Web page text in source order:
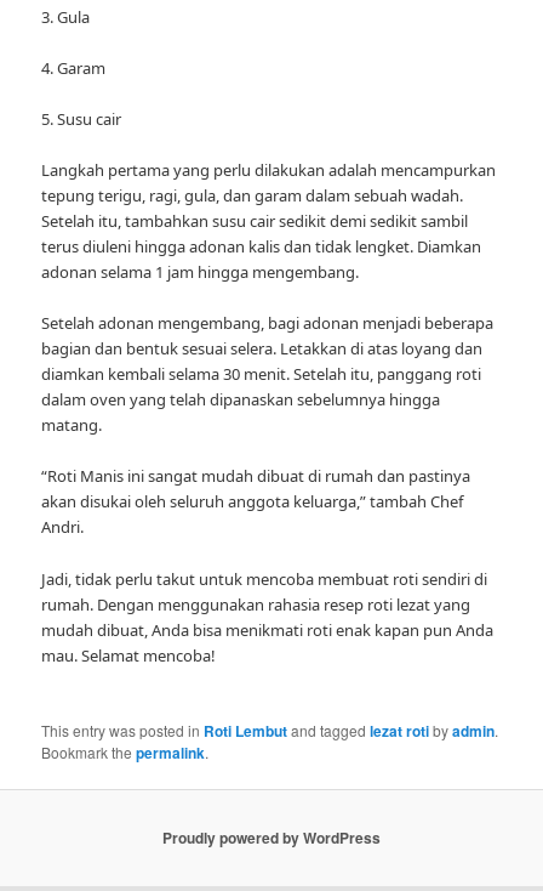
3. Gula
4. Garam
5. Susu cair
Langkah pertama yang perlu dilakukan adalah mencampurkan
tepung terigu, ragi, gula, dan garam dalam sebuah wadah.
Setelah itu, tambahkan susu cair sedikit demi sedikit sambil
terus diuleni hingga adonan kalis dan tidak lengket. Diamkan
adonan selama 1 jam hingga mengembang.
Setelah adonan mengembang, bagi adonan menjadi beberapa
bagian dan bentuk sesuai selera. Letakkan di atas loyang dan
diamkan kembali selama 30 menit. Setelah itu, panggang roti
dalam oven yang telah dipanaskan sebelumnya hingga
matang.
“Roti Manis ini sangat mudah dibuat di rumah dan pastinya
akan disukai oleh seluruh anggota keluarga,” tambah Chef
Andri.
Jadi, tidak perlu takut untuk mencoba membuat roti sendiri di
rumah. Dengan menggunakan rahasia resep roti lezat yang
mudah dibuat, Anda bisa menikmati roti enak kapan pun Anda
mau. Selamat mencoba!
This entry was posted in Roti Lembutand taggedlezat rotibyadmin.
Bookmark thepermalink.
Proudly powered by WordPress